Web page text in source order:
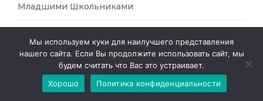
Младшими Школьниками
Семейные Традиции»
Мы используем куки для наилучшего представления
нашего сайта. Если Вы продолжите использовать сайт, мы
будем считать что Вас это устраивает.
Хорошо
Политика конфиденциальности